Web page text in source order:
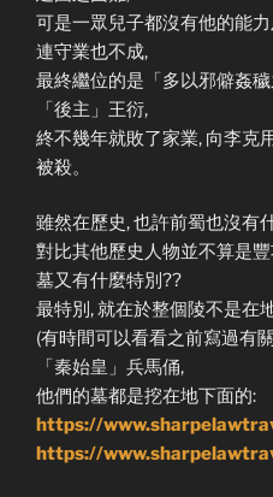
可是一眾兒子都沒有他的能
連守業也不成,
最終繼位的是「多以邪僻姦
「後主」王衍,
終不幾年就敗了家業, 向李克
被殺。
雖然在歷史, 也許前蜀也沒有
對比其他歷史人物並不算是
墓又有什麼特別??
最特別, 就在於整個陵不是在
(有時間可以看看之前寫過有
「秦始皇」兵馬俑,
他們的墓都是挖在地下面的:
https://
https://